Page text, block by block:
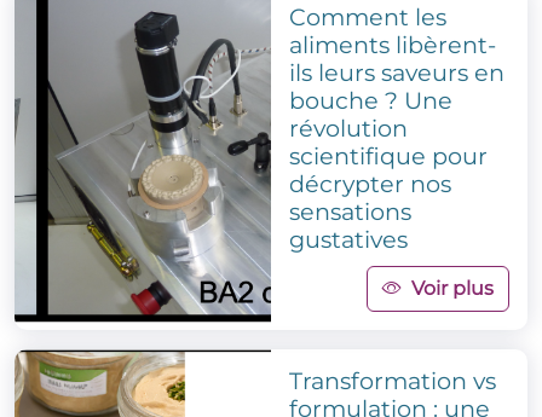
Comment les
aliments libèrent-
ils leurs saveurs en
bouche ? Une
révolution
scientifique pour
décrypter nos
sensations
gustatives
Voir plus
Transformation vs
formulation : une